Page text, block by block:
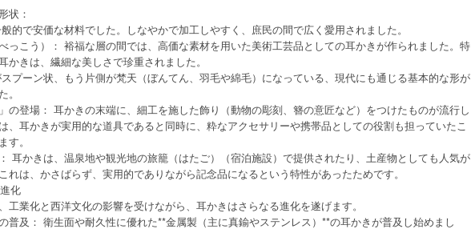
状：
的で安価な材料でした。しなやかで加工しやすく、庶民の間で広く愛用されました。
っこう）： 裕福な層の間では、高価な素材を用いた美術工芸品としての耳かきが作られました。特
かきは、繊細な美しさで珍重されました。
プーン状、もう片側が梵天（ぼんてん、羽毛や綿毛）になっている、現代にも通じる基本的な形が
。
の登場： 耳かきの末端に、細工を施した飾り（動物の彫刻、簪の意匠など）をつけたものが流行し
、耳かきが実用的な道具であると同時に、粋なアクセサリーや携帯品としての役割も担っていたこ
す。
耳かきは、温泉地や観光地の旅籠（はたご）（宿泊施設）で提供されたり、土産物としても人気が
れは、かさばらず、実用的でありながら記念品になるという特性があったためです。
化
工業化と西洋文化の影響を受けながら、耳かきはさらなる進化を遂げます。
普及： 衛生面や耐久性に優れた**金属製（主に真鍮やステンレス）**の耳かきが普及し始めまし